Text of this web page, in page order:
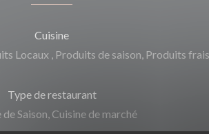
Cuisine
Locaux , Produits de saison, Produits frais
Type de restaurant
de Saison, Cuisine de marché